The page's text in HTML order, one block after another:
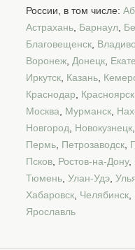
России, в том числе:
Астрахань Барнаул
Благовещенск
Воронеж Донецк
Иркутск Казань
Краснодар
Красноярск
Москва
Мурманск
Новгород
Новокузнецк
Пермь Петрозаводск
Псков Ростов-на-Дону,
Тюмень Улан-Удэ
Хабаровск Челябинск
Ярославль